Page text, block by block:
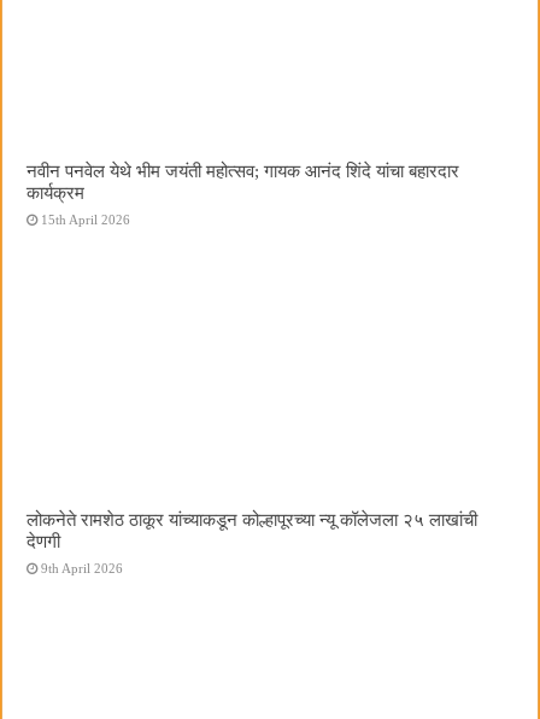
नवीन पनवेल येथे भीम जयंती महोत्सव; गायक आनंद शिंदे यांचा बहारदार
कार्यक्रम
15th April 2026
लोकनेते रामशेठ ठाकूर यांच्याकडून कोल्हापूरच्या न्यू कॉलेजला २५ लाखांची
देणगी
9th April 2026